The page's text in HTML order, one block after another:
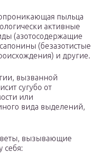
пыльца
активные
(азотосодержащие
(безазотистые
и другие.
вызванной
сугубо от
или
вида выделений,
вызывающие
себя: